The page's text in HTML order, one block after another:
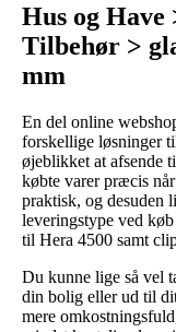
Hus og Have
Tilbehør >
mm
En del online
forskellige løsninger
øjeblikket at afsende
købte varer præcis
praktisk, og desuden
leveringstype ved
til Hera 4500 samt
Du kunne lige så vel
din bolig eller ud til
mere